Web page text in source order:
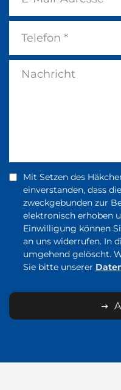
Mit Setzen des
einverstanden, dass
zweckgebunden zur
elektronisch erhoben
Einwilligung können
an uns widerrufen. In
umgehend gelöscht.
Sie bitte unserer